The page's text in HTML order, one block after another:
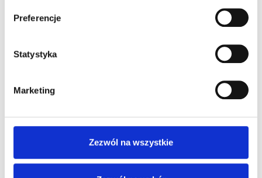
Preferencje
Statystyka
Marketing
Zezwól na wszystkie